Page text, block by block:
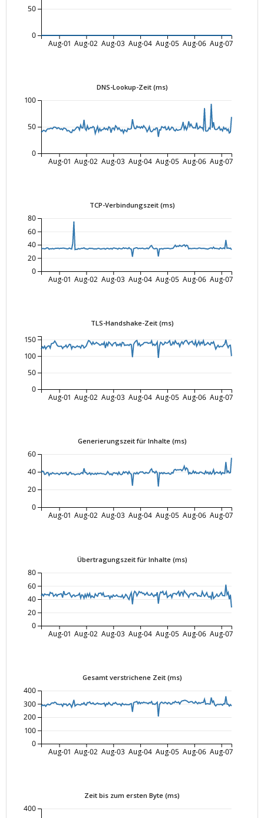
Aug-01 Aug-02 Aug-03 Aug-04 Aug-05 Aug-06 Aug-07
0
50
DNS-Lookup-Zeit (ms)
Aug-01 Aug-02 Aug-03 Aug-04 Aug-05 Aug-06 Aug-07
0
50
100
TCP-Verbindungszeit (ms)
Aug-01 Aug-02 Aug-03 Aug-04 Aug-05 Aug-06 Aug-07
0
20
40
60
80
TLS-Handshake-Zeit (ms)
Aug-01 Aug-02 Aug-03 Aug-04 Aug-05 Aug-06 Aug-07
0
50
100
150
Generierungszeit für Inhalte (ms)
Aug-01 Aug-02 Aug-03 Aug-04 Aug-05 Aug-06 Aug-07
0
20
40
60
Übertragungszeit für Inhalte (ms)
Aug-01 Aug-02 Aug-03 Aug-04 Aug-05 Aug-06 Aug-07
0
20
40
60
80
Gesamt verstrichene Zeit (ms)
Aug-01 Aug-02 Aug-03 Aug-04 Aug-05 Aug-06 Aug-07
0
100
200
300
400
Zeit bis zum ersten Byte (ms)
400